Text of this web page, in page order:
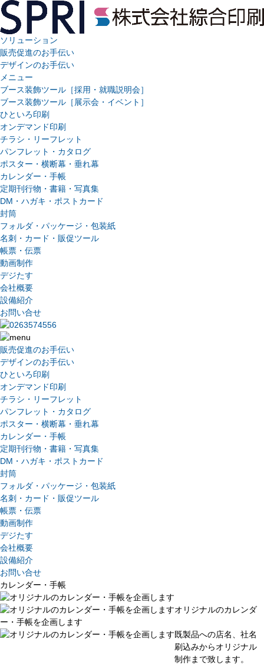
ソリューション
販売促進のお手伝い
デザインのお手伝い
メニュー
ブース装飾ツール［採用・就職説明会］
ブース装飾ツール［展示会・イベント］
ひといろ印刷
オンデマンド印刷
チラシ・リーフレット
パンフレット・カタログ
ポスター・横断幕・垂れ幕
カレンダー・手帳
定期刊行物・書籍・写真集
DM・ハガキ・ポストカード
封筒
フォルダ・パッケージ・包装紙
名刺・カード・販促ツール
帳票・伝票
動画制作
デジたす
会社概要
設備紹介
お問い合せ
販売促進のお手伝い
デザインのお手伝い
ひといろ印刷
オンデマンド印刷
チラシ・リーフレット
パンフレット・カタログ
ポスター・横断幕・垂れ幕
カレンダー・手帳
定期刊行物・書籍・写真集
DM・ハガキ・ポストカード
封筒
フォルダ・パッケージ・包装紙
名刺・カード・販促ツール
帳票・伝票
動画制作
デジたす
会社概要
設備紹介
お問い合せ
カレンダー・手帳
オリジナルのカレンダ
ー・手帳を企画します
既製品への店名、社名
刷込みからオリジナル
制作まで致します。